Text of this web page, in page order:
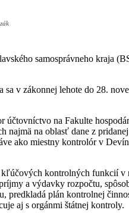
samosprávneho kraja
v zákonnej lehote do 28.
účtovníctvo na Fakulte
najmä na oblasť dane z
ako miestny kontrolór v
kontrolných funkcií v
a výdavky rozpočtu,
predkladá plán kontrolnej
aj s orgánmi štátnej kontroly.